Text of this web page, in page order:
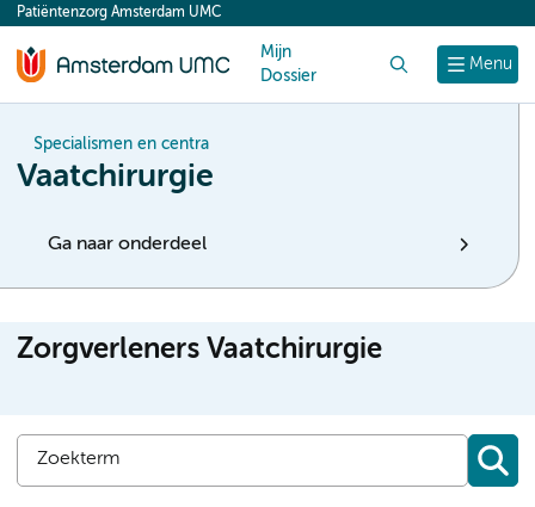
content
Menu
Patiëntenzorg Amsterdam UMC
Mijn
Dossier
Specialismen en centra
Vaatchirurgie
Ga naar onderdeel
Zorgverleners Vaatchirurgie